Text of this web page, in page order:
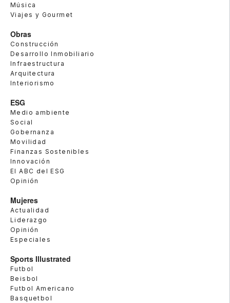
Música
Viajes y Gourmet
Obras
Construcción
Desarrollo Inmobiliario
Infraestructura
Arquitectura
Interiorismo
ESG
Medio ambiente
Social
Gobernanza
Movilidad
Finanzas Sostenibles
Innovación
El ABC del ESG
Opinión
Mujeres
Actualidad
Liderazgo
Opinión
Especiales
Sports Illustrated
Futbol
Beisbol
Futbol Americano
Basquetbol